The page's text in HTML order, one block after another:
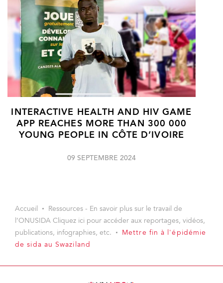
INTERACTIVE HEALTH AND HIV GAME
APP REACHES MORE THAN 300 000
YOUNG PEOPLE IN CÔTE D’IVOIRE
09 SEPTEMBRE 2024
Accueil
Ressources - En savoir plus sur le travail de
l’ONUSIDA Cliquez ici pour accéder aux reportages, vidéos,
publications, infographies, etc.
Mettre fin à l'épidémie
de sida au Swaziland